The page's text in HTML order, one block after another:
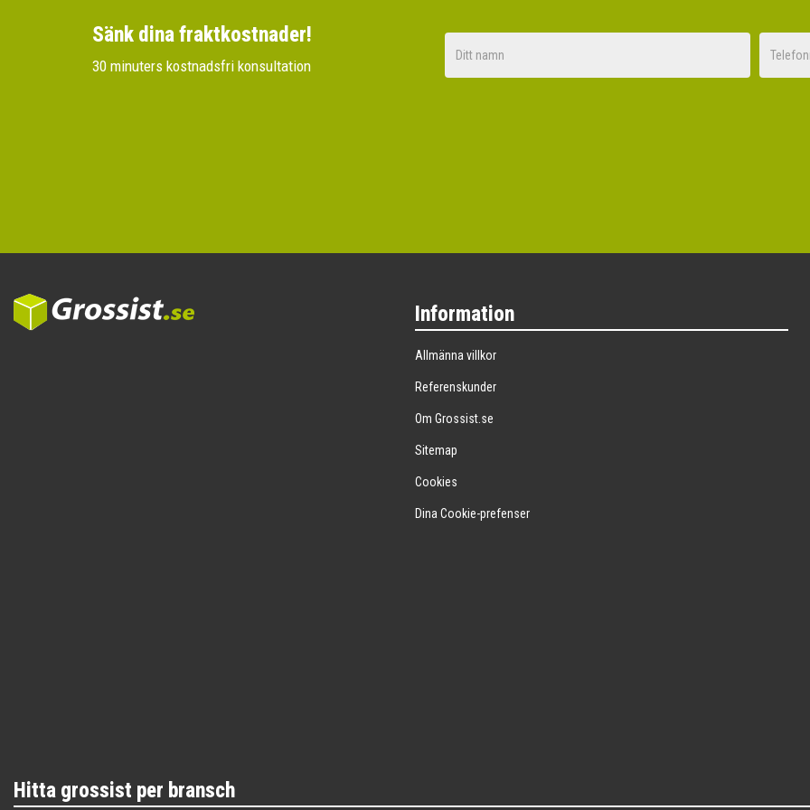
Sänk dina fraktkostnader!
30 minuters kostnadsfri konsultation
Information
Allmänna villkor
Referenskunder
Om Grossist.se
Sitemap
Cookies
Dina Cookie-prefenser
Hitta grossist per bransch